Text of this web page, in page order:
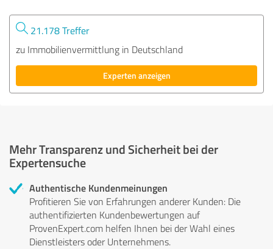
21.178 Treffer
zu Immobilienvermittlung in Deutschland
Experten anzeigen
Mehr Transparenz und Sicherheit bei der
Expertensuche
Authentische Kundenmeinungen
Profitieren Sie von Erfahrungen anderer Kunden: Die
authentifizierten Kundenbewertungen auf
ProvenExpert.com helfen Ihnen bei der Wahl eines
Dienstleisters oder Unternehmens.